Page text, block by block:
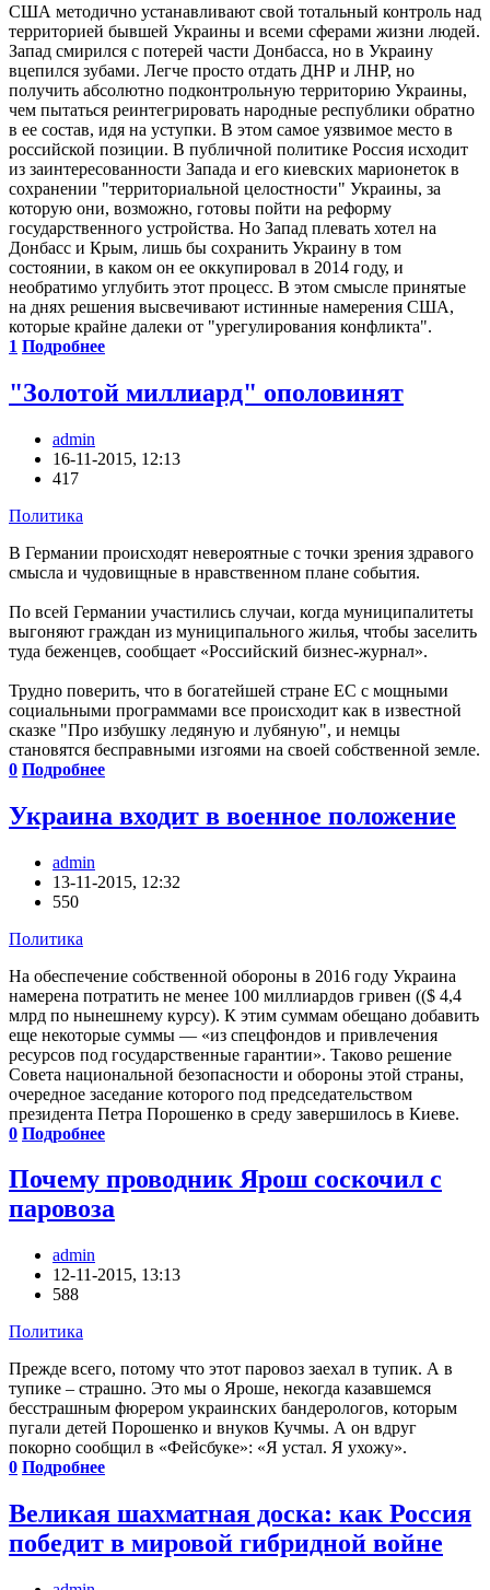
США методично устанавливают свой тотальный контроль над
территорией бывшей Украины и всеми сферами жизни людей.
Запад смирился с потерей части Донбасса, но в Украину
вцепился зубами. Легче просто отдать ДНР и ЛНР, но
получить абсолютно подконтрольную территорию Украины,
чем пытаться реинтегрировать народные республики обратно
в ее состав, идя на уступки. В этом самое уязвимое место в
российской позиции. В публичной политике Россия исходит
из заинтересованности Запада и его киевских марионеток в
сохранении "территориальной целостности" Украины, за
которую они, возможно, готовы пойти на реформу
государственного устройства. Но Запад плевать хотел на
Донбасс и Крым, лишь бы сохранить Украину в том
состоянии, в каком он ее оккупировал в 2014 году, и
необратимо углубить этот процесс. В этом смысле принятые
на днях решения высвечивают истинные намерения США,
которые крайне далеки от "урегулирования конфликта".
1 Подробнее
"Золотой миллиард" ополовинят
admin
16-11-2015, 12:13
417
Политика
В Германии происходят невероятные с точки зрения здравого
смысла и чудовищные в нравственном плане события.
По всей Германии участились случаи, когда муниципалитеты
выгоняют граждан из муниципального жилья, чтобы заселить
туда беженцев, сообщает «Российский бизнес-журнал».
Трудно поверить, что в богатейшей стране ЕС с мощными
социальными программами все происходит как в известной
сказке "Про избушку ледяную и лубяную", и немцы
становятся бесправными изгоями на своей собственной земле.
0 Подробнее
Украина входит в военное положение
admin
13-11-2015, 12:32
550
Политика
На обеспечение собственной обороны в 2016 году Украина
намерена потратить не менее 100 миллиардов гривен (($ 4,4
млрд по нынешнему курсу). К этим суммам обещано добавить
еще некоторые суммы — «из спецфондов и привлечения
ресурсов под государственные гарантии». Таково решение
Совета национальной безопасности и обороны этой страны,
очередное заседание которого под председательством
президента Петра Порошенко в среду завершилось в Киеве.
0 Подробнее
Почему проводник Ярош соскочил с
паровоза
admin
12-11-2015, 13:13
588
Политика
Прежде всего, потому что этот паровоз заехал в тупик. А в
тупике – страшно. Это мы о Яроше, некогда казавшемся
бесстрашным фюрером украинских бандерологов, которым
пугали детей Порошенко и внуков Кучмы. А он вдруг
покорно сообщил в «Фейсбуке»: «Я устал. Я ухожу».
0 Подробнее
Великая шахматная доска: как Россия
победит в мировой гибридной войне